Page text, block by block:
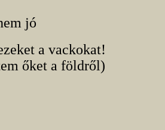
jó
a vackokat!
őket a földről)